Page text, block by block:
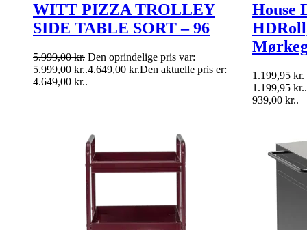
WITT PIZZA TROLLEY
SIDE TABLE SORT – 96
5.999,00kr. Den oprindelige pris var:
5.999,00 kr..4.649,00 kr.Den aktuelle pris er:
4.649,00 kr..
House
1.199,95kr.
1.199,95 kr..
939,00 kr..